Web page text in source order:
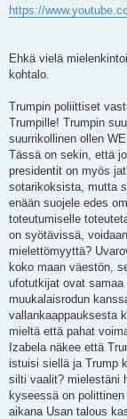
https://
Ehkä vielä
kohtalo.
Trumpin poliittiset
Trumpille! Trumpin
suurrikollinen ollen
Tässä on sekin, että
presidentit on myös
sotarikoksista, mutta
enään suojele edes
toteutumiselle
on syötävissä,
mielettömyyttä?
koko maan väestön,
ufotutkijat ovat
muukalaisrodun
vallankaappauksesta
mieltä että pahat
Izabela näkee että
istuisi siellä ja Trump
silti vaalit? mielestäni
kyseessä on
aikana Usan talous